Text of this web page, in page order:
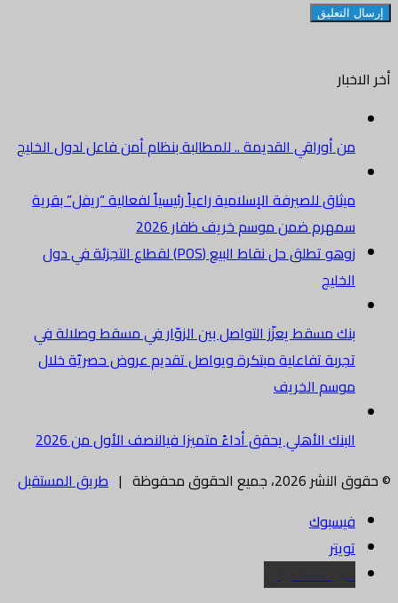
أخر الاخبار
من أوراقي القديمة .. للمطالبة بنظام أمن فاعل لدول الخليج
ميثاق للصيرفة الإسلامية راعياً رئيسياً لفعالية “ريفل” بقرية
سمهرم ضمن موسم خريف ظفار 2026
زوهو تطلق حل نقاط البيع (POS) لقطاع التجزئة في دول
الخليج
بنك مسقط يعزّز التواصل بين الزوّار في مسقط وصلالة في
تجربة تفاعلية مبتكرة ويواصل تقديم عروض حصريّة خلال
موسم الخريف
البنك الأهلي يحقق أداءً متميزا فيالنصف الأول من 2026
© حقوق النشر 2026، جميع الحقوق محفوظة |
طريق المستقبل
فيسبوك
تويتر
البريد الالكتروني